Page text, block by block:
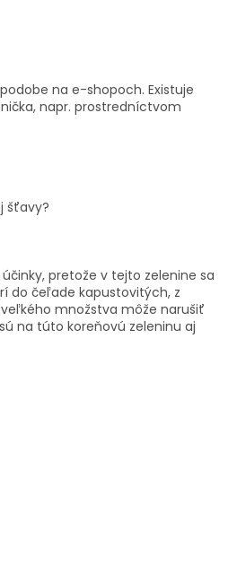
na e-shopoch. Existuje
napr. prostredníctvom
šťavy?
pretože v tejto zelenine sa
do čeľade kapustovitých, z
množstva môže narušiť
na túto koreňovú zeleninu aj